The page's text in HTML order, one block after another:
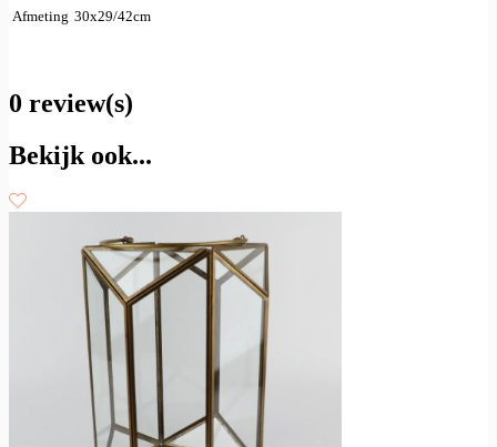
Afmeting 30x29/42cm
0 review(s)
Bekijk ook...